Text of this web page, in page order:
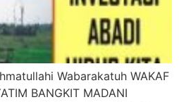
Wabarakatuh WAKAF
BANGKIT MADANI